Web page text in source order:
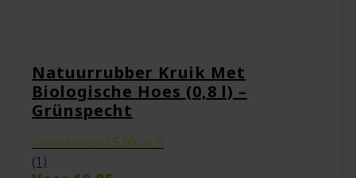
Naam*
Natuurrubber Kruik Met
Biologische Hoes (0,8 l) –
Grünspecht
Gewaardeerd 5.00 uit 5
(1)